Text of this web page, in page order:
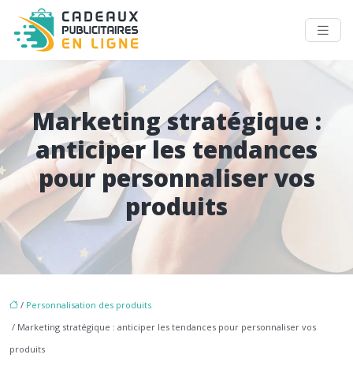
Marketing stratégique :
anticiper les tendances
pour personnaliser vos
produits
/ Personnalisation des produits
/ Marketing stratégique : anticiper les tendances pour personnaliser vos
produits